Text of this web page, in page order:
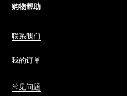
购物帮助
联系我们
我的订单
常见问题